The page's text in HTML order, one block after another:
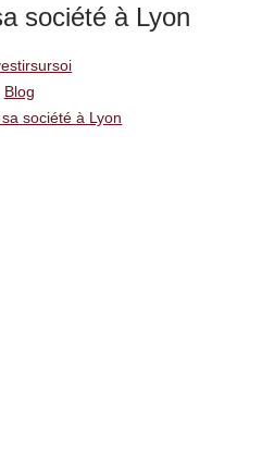
société à Lyon
Blog
société à Lyon